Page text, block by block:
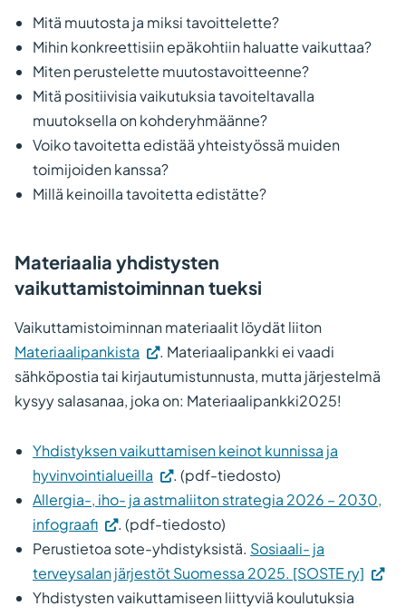
Mitä muutosta ja miksi tavoittelette?
Mihin konkreettisiin epäkohtiin haluatte vaikuttaa?
Miten perustelette muutostavoitteenne?
Mitä positiivisia vaikutuksia tavoiteltavalla
muutoksella on kohderyhmäänne?
Voiko tavoitetta edistää yhteistyössä muiden
toimijoiden kanssa?
Millä keinoilla tavoitetta edistätte?
Materiaalia yhdistysten
vaikuttamistoiminnan tueksi
Vaikuttamistoiminnan materiaalit löydät liiton
Materiaalipankista (Vieraile
ulkoisella
sivustolla.
avautuu
uuteen
välilehteen.)
. Materiaalipankki ei vaadi
sähköpostia tai kirjautumistunnusta, mutta järjestelmä
kysyy salasanaa, joka on: Materiaalipankki2025!
Yhdistyksen vaikuttamisen keinot kunnissa ja
hyvinvointialueilla (Vieraile
ulkoisella
sivustolla.
Linkki
avautuu
uuteen
. (pdf-tiedosto)
Allergia-, iho- ja astmaliiton strategia 2026 – 2030,
infograafi(Vieraile
ulkoisella
sivustolla.
Linkki
. (pdf-tiedosto)
Perustietoa sote-yhdistyksistä. Sosiaali- ja
terveysalan järjestöt Suomessa 2025. [SOSTE ry]
Yhdistysten vaikuttamiseen liittyviä koulutuksia